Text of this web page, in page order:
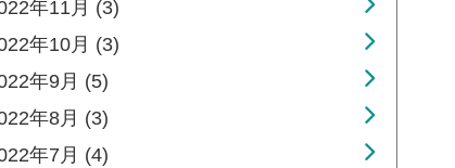
年11月 (3)
年10月 (3)
年9月 (5)
年8月 (3)
年7月 (4)